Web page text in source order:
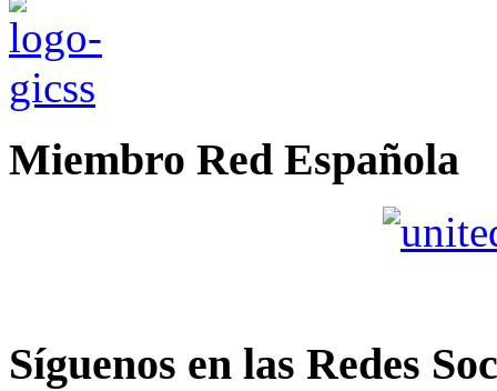
Miembro Red Española
Síguenos en las Redes